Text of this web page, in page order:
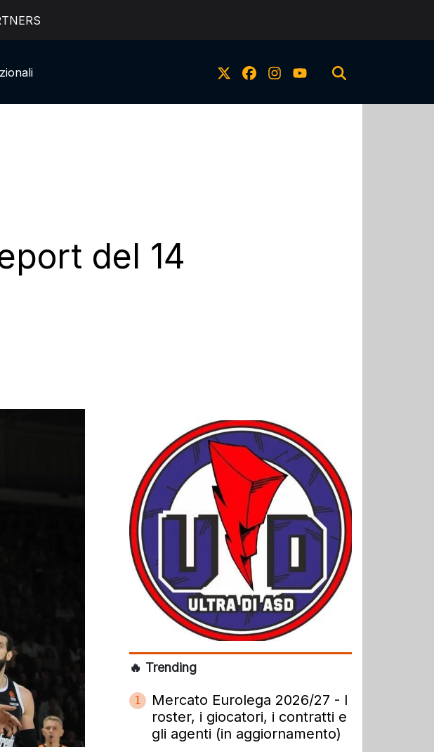
del 14
🔥 Trending
1
Mercato Eurolega 2026/27 - I
roster, i giocatori, i contratti e
gli agenti (in aggiornamento)